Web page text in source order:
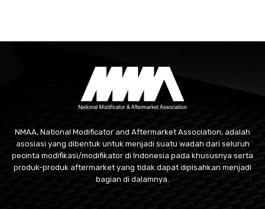
NMAA, National Modificator and Aftermarket Association, adalah
asosiasi yang dibentuk untuk menjadi suatu wadah dari seluruh
pecinta modifikasi/modifikator di Indonesia pada khususnya serta
produk-produk aftermarket yang tidak dapat dipisahkan menjadi
bagian di dalamnya.